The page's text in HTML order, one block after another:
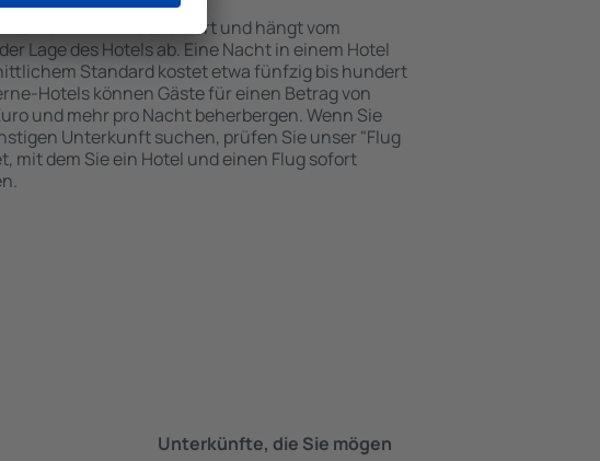
in Milhac variiert und hängt vom
Lage des Hotels ab. Eine Nacht in einem Hotel
Standard kostet etwa fünfzig bis hundert
Hotels können Gäste für einen Betrag von
und mehr pro Nacht beherbergen. Wenn Sie
Unterkunft suchen, prüfen Sie unser "Flug
mit dem Sie ein Hotel und einen Flug sofort
Unterkünfte, die Sie mögen